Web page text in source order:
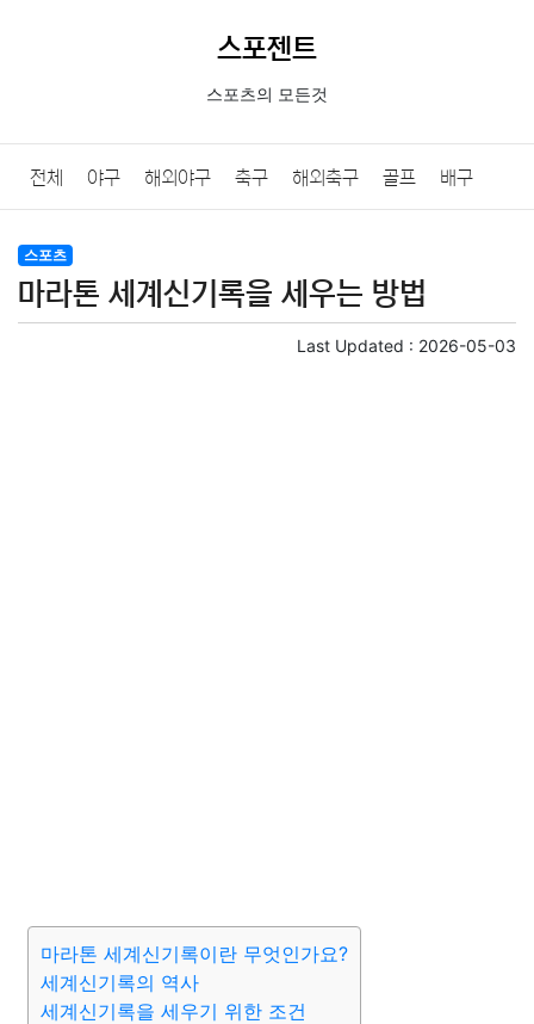
스포젠트
스포츠의 모든것
전체 야구 해외야구 축구 해외축구 골프 배구
농구
스포츠
마라톤 세계신기록을 세우는 방법
Last Updated : 2026-05-03
마라톤 세계신기록이란 무엇인가요?
세계신기록의 역사
세계신기록을 세우기 위한 조건